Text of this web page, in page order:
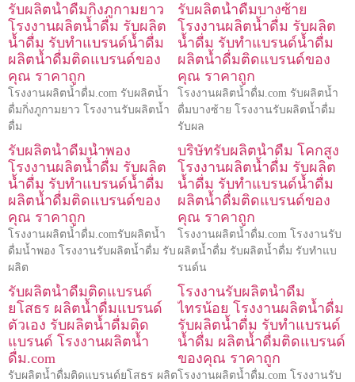
รับผลิตน้ำดื่มกิ่งภูกามยาว
โรงงานผลิตน้ำดื่ม รับผลิต
น้ำดื่ม รับทำแบรนด์น้ำดื่ม
ผลิตน้ำดื่มติดแบรนด์ของ
คุณ ราคาถูก
โรงงานผลิตน้ำดื่ม.com รับผลิตน้ำ
ดื่มกิ่งภูกามยาว โรงงานรับผลิตน้ำ
ดื่ม
รับผลิตน้ำดื่มบางซ้าย
โรงงานผลิตน้ำดื่ม รับผลิต
น้ำดื่ม รับทำแบรนด์น้ำดื่ม
ผลิตน้ำดื่มติดแบรนด์ของ
คุณ ราคาถูก
โรงงานผลิตน้ำดื่ม.com รับผลิตน้ำ
ดื่มบางซ้าย โรงงานรับผลิตน้ำดื่ม
รับผล
รับผลิตน้ำดื่มน้ำพอง
โรงงานผลิตน้ำดื่ม รับผลิต
น้ำดื่ม รับทำแบรนด์น้ำดื่ม
ผลิตน้ำดื่มติดแบรนด์ของ
คุณ ราคาถูก
โรงงานผลิตน้ำดื่ม.comรับผลิตน้ำ
ดื่มน้ำพอง โรงงานรับผลิตน้ำดื่ม รับ
ผลิต
บริษัทรับผลิตน้ำดื่ม โคกสูง
โรงงานผลิตน้ำดื่ม รับผลิต
น้ำดื่ม รับทำแบรนด์น้ำดื่ม
ผลิตน้ำดื่มติดแบรนด์ของ
คุณ ราคาถูก
โรงงานผลิตน้ำดื่ม.com โรงงานรับ
ผลิตน้ำดื่ม รับผลิตน้ำดื่ม รับทำแบ
รนด์น
รับผลิตน้ำดื่มติดแบรนด์
ยโสธร ผลิตน้ำดื่มแบรนด์
ตัวเอง รับผลิตน้ำดื่มติด
แบรนด์ โรงงานผลิตน้ำ
ดื่ม.com
รับผลิตน้ำดื่มติดแบรนด์ยโสธร ผลิต
โรงงานรับผลิตน้ำดื่ม
ไทรน้อย โรงงานผลิตน้ำดื่ม
รับผลิตน้ำดื่ม รับทำแบรนด์
น้ำดื่ม ผลิตน้ำดื่มติดแบรนด์
ของคุณ ราคาถูก
โรงงานผลิตน้ำดื่ม.com โรงงานรับ